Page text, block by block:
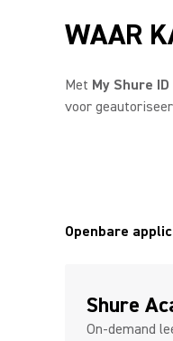
WAAR
Met My Shure ID
voor
Openbare
Shure
On-demand